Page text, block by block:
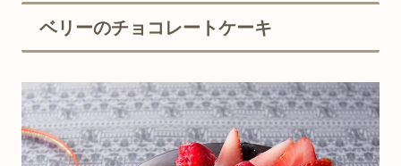
ベリーのチョコレートケーキ